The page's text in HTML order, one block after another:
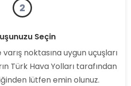
2
Seçin
noktasına uygun uçuşları
Türk Hava Yolları tarafından
lütfen emin olunuz.